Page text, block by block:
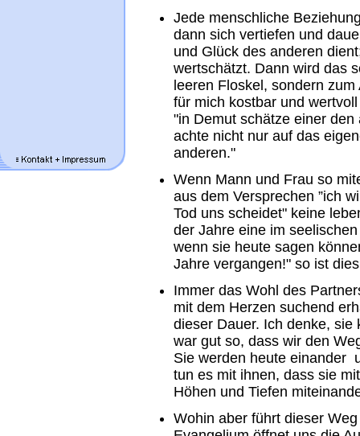
Jede menschliche
dann sich vertiefen und
und Glück des anderen
wertschätzt. Dann wird das
leeren Floskel, sondern
für mich kostbar und
"in Demut schätze einer
achte nicht nur auf das
anderen."
Wenn Mann und Frau so
aus dem Versprechen ”ich
Tod uns scheidet" keine
der Jahre eine im
wenn sie heute sagen
Jahre vergangen!" so ist
Immer das Wohl des
mit dem Herzen suchend
dieser Dauer. Ich denke,
war gut so, dass wir den
Sie werden heute einander
tun es mit ihnen, dass sie
Höhen und Tiefen
Wohin aber führt dieser